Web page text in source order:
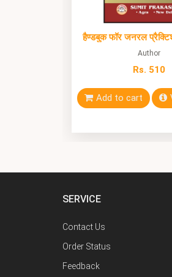
हैण्डबुक फॉर जनरल
Author
Rs. 510
Add to cart
SERVICE
Contact Us
Order Status
Feedback